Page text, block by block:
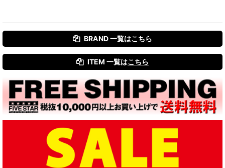
絞り込む
BRAND 一覧はこちら
ITEM 一覧はこちら